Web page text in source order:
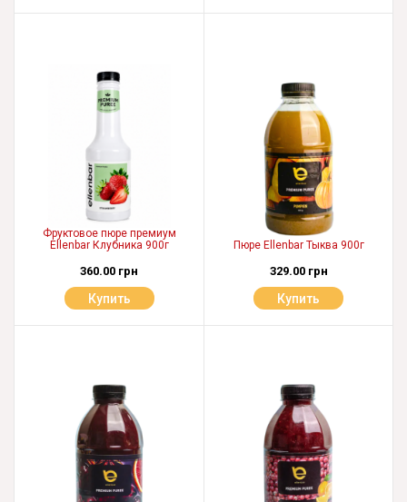
Фруктовое пюре премиум
Ellenbar Клубника 900г
360.00 грн
Купить
Пюре Ellenbar Тыква 900г
329.00 грн
Купить